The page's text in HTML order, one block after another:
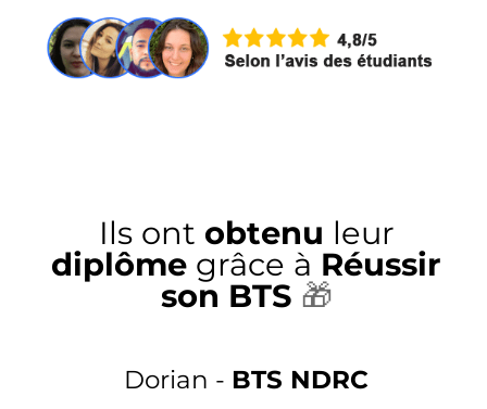
Ils ont obtenu leur
diplôme grâce à Réussir
son BTS 🎁
Dorian - BTS NDRC